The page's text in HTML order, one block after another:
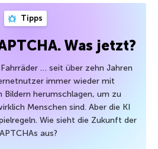
Tipps
Was jetzt?
… seit über zehn Jahren
immer wieder mit
herumschlagen, um zu
Menschen sind. Aber die KI
Wie sieht die Zukunft der
aus?